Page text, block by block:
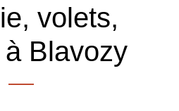
volets,
Blavozy